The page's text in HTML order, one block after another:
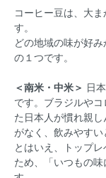
コーヒー豆は、大
す。
どの地域の味が好
の１つです。
＜南米・中米＞ 日
です。ブラジルや
た日本人が慣れ親
がなく、飲みやすい
とはいえ、トップ
ため、「いつもの